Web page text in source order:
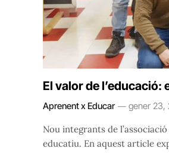
El valor de
Aprenent x Educar gener 23,
Nou integrants de
educatiu. En aquest article